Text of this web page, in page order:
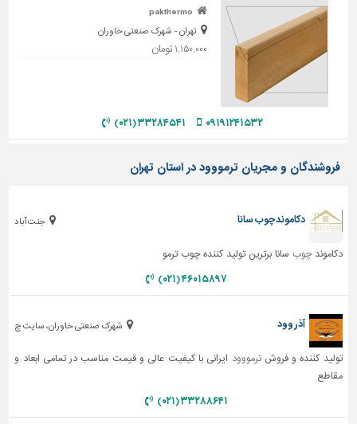
pakthermo
تهران - شهرک صنعتی خاوران
۱,۱۵۰,۰۰۰ تومان
۰۹۱۹۱۲۴۱۵۳۲ ۳۳۲۸۴۵۴۱ (۰۲۱)
فروشندگان و مجریان ترمووود در استان تهران
جنت آباد دکاموند چوب سانا
دکاموندچوب سانا برترین تولید کننده چوب ترمو
۴۶۰۱۵۸۹۷ (۰۲۱)
شهرک صنعتی خاوران، سایت چ آذر وود
تولید کننده و فروشترمووود ایرانی با کیفیت عالی و قیمت مناسب در تمامی ابعاد و
مقاطع
۳۳۲۸۸۶۴۱ (۰۲۱)